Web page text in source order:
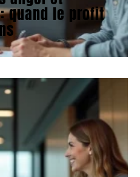
quand le profit